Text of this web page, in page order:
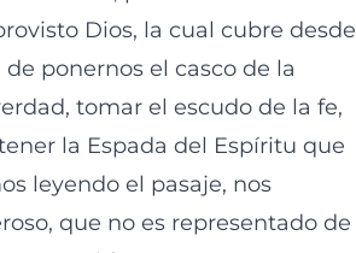
Dios, la cual cubre desde
ponernos el casco de la
tomar el escudo de la fe,
la Espada del Espíritu que
leyendo el pasaje, nos
que no es representado de